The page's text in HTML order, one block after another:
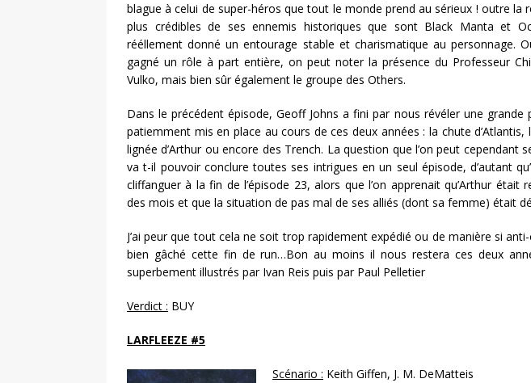
blague à celui de super-héros que tout le monde prend au sérieux ! outre la
plus crédibles de ses ennemis historiques que sont Black Manta et
rééllement donné un entourage stable et charismatique au personnage.
gagné un rôle à part entière, on peut noter la présence du Professeur
Vulko, mais bien sûr également le groupe des Others.
Dans le précédent épisode, Geoff Johns a fini par nous révéler une grande
patiemment mis en place au cours de ces deux années : la chute d’Atlantis,
lignée d’Arthur ou encore des Trench. La question que l’on peut cependant
va t-il pouvoir conclure toutes ses intrigues en un seul épisode, d’autant
cliffanguer à la fin de l’épisode 23, alors que l’on apprenait qu’Arthur était
des mois et que la situation de pas mal de ses alliés (dont sa femme) était
J’ai peur que tout cela ne soit trop rapidement expédié ou de manière si
bien gâché cette fin de run…Bon au moins il nous restera ces deux
superbement illustrés par Ivan Reis puis par Paul Pelletier
Verdict : BUY
LARFLEEZE #5
Scénario : Keith Giffen, J. M. DeMatteis